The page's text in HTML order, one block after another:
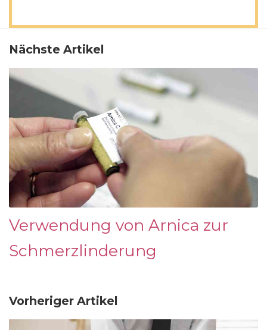
Nächste Artikel
Verwendung von Arnica zur
Schmerzlinderung
Vorheriger Artikel